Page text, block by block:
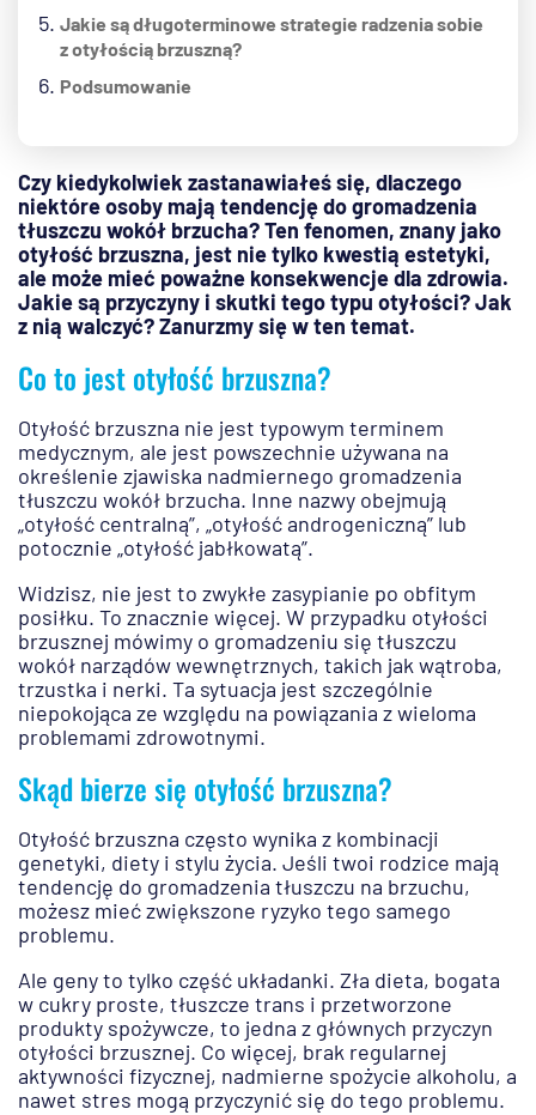
Jakie są długoterminowe strategie radzenia sobie
z otyłością brzuszną?
Podsumowanie
Czy kiedykolwiek zastanawiałeś się, dlaczego
niektóre osoby mają tendencję do gromadzenia
tłuszczu wokół brzucha? Ten fenomen, znany jako
otyłość brzuszna, jest nie tylko kwestią estetyki,
ale może mieć poważne konsekwencje dla zdrowia.
Jakie są przyczyny i skutki tego typu otyłości? Jak
z nią walczyć? Zanurzmy się w ten temat.
Co to jest otyłość brzuszna?
Otyłość brzuszna nie jest typowym terminem
medycznym, ale jest powszechnie używana na
określenie zjawiska nadmiernego gromadzenia
tłuszczu wokół brzucha. Inne nazwy obejmują
„otyłość centralną”, „otyłość androgeniczną” lub
potocznie „otyłość jabłkowatą”.
Widzisz, nie jest to zwykłe zasypianie po obfitym
posiłku. To znacznie więcej. W przypadku otyłości
brzusznej mówimy o gromadzeniu się tłuszczu
wokół narządów wewnętrznych, takich jak wątroba,
trzustka i nerki. Ta sytuacja jest szczególnie
niepokojąca ze względu na powiązania z wieloma
problemami zdrowotnymi.
Skąd bierze się otyłość brzuszna?
Otyłość brzuszna często wynika z kombinacji
genetyki, diety i stylu życia. Jeśli twoi rodzice mają
tendencję do gromadzenia tłuszczu na brzuchu,
możesz mieć zwiększone ryzyko tego samego
problemu.
Ale geny to tylko część układanki. Zła dieta, bogata
w cukry proste, tłuszcze trans i przetworzone
produkty spożywcze, to jedna z głównych przyczyn
otyłości brzusznej. Co więcej, brak regularnej
aktywności fizycznej, nadmierne spożycie alkoholu, a
nawet stres mogą przyczynić się do tego problemu.